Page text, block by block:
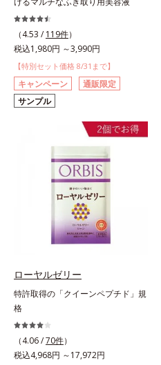
（4.53 / 119件）
税込1,980円 ～3,990円
【特別セット価格 8/31まで】
キャンペーン
通販限定
サンプル
ローヤルゼリー
特許取得の「クイーンペプチド」規
格
（4.06 /70件）
税込4,968円 ～17,972円